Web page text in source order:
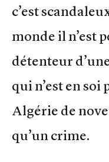
c’est
monde il n’est
détenteur
qui n’est en soi
Algérie de
qu’un crime.